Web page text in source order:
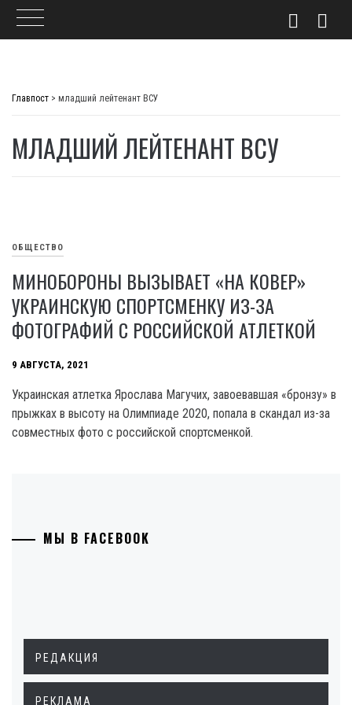
Главпост > младший лейтенант ВСУ
МЛАДШИЙ ЛЕЙТЕНАНТ ВСУ
ОБЩЕСТВО
МИНОБОРОНЫ ВЫЗЫВАЕТ «НА КОВЕР»
УКРАИНСКУЮ СПОРТСМЕНКУ ИЗ-ЗА
ФОТОГРАФИЙ С РОССИЙСКОЙ АТЛЕТКОЙ
9 АВГУСТА, 2021
Украинская атлетка Ярослава Магучих, завоевавшая «бронзу» в
прыжках в высоту на Олимпиаде 2020, попала в скандал из-за
совместных фото с российской спортсменкой.
МЫ В FACEBOOK
РЕДАКЦИЯ
РЕКЛАМА